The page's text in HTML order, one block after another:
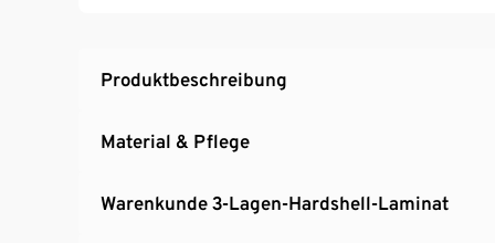
Produktbeschreibung
Material & Pflege
Warenkunde 3-Lagen-Hardshell-Laminat